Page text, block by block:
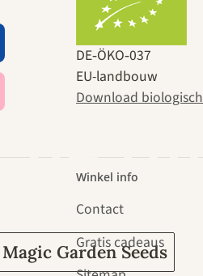
de
Garden Seeds
DE‑ÖKO‑037
EU-landbouw
Download
Winkel info
Contact
Gratis cadeaus